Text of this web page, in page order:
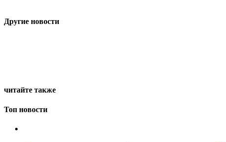
Другие новости
читайте также
Топ новости